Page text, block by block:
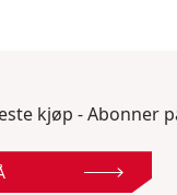
kjøp - Abonner